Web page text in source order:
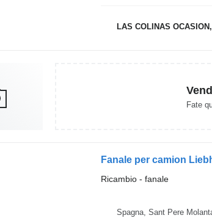
LAS COLINAS
Fate
Fanale per camion
Ricambio - fanale
Spagna, Sant Pere